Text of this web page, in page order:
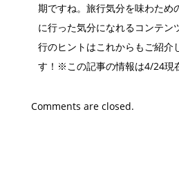
期ですね。旅行気分を味わため
に行った気分になれるコンテン
行のヒントはこれからもご紹介
す！※この記事の情報は4/24現
Comments are closed.